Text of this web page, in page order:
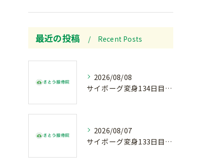
最近の投稿 Recent Posts
2026/08/08
サイボーグ変身134日目.ゾロ目.お盆休み.甲子園.佐野日大.麦倉監督37年振り白星.柔道インターハイ.2歳ダリア賞.GⅢ.エルムS. GⅢ.レパードS. GⅢ.CBC賞.応援印…土曜の朝〜
2026/08/07
サイボーグ変身133日目.広島.原爆.81年.インターハイ初日.金曜の朝〜